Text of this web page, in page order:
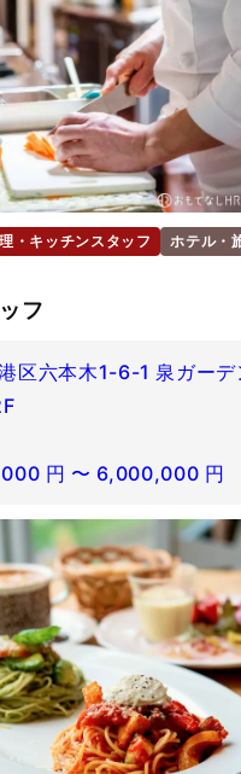
・キッチンスタッフ ホテル・
フ
区六本木1-6-1 泉ガーデ
円 〜 6,000,000 円